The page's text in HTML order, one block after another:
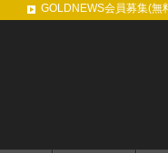
GOLDNEWS会員募集(無